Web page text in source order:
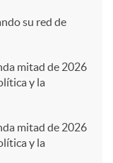
su red de
mitad de 2026
y la
mitad de 2026
y la